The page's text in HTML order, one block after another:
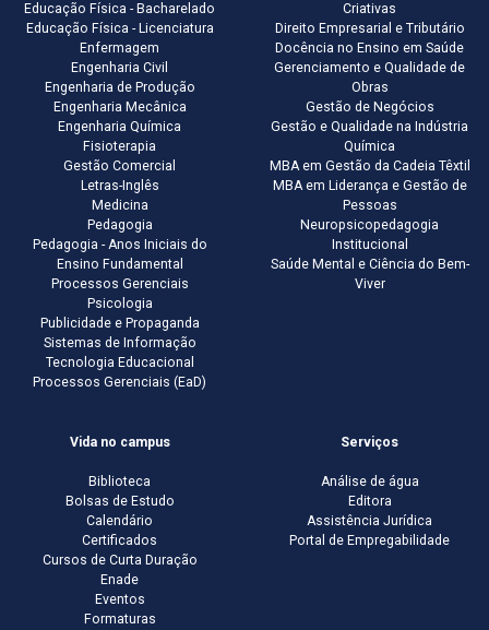
Educação Física - Bacharelado
Educação Física - Licenciatura
Enfermagem
Engenharia Civil
Engenharia de Produção
Engenharia Mecânica
Engenharia Química
Fisioterapia
Gestão Comercial
Letras-Inglês
Medicina
Pedagogia
Pedagogia - Anos Iniciais do
Ensino Fundamental
Processos Gerenciais
Psicologia
Publicidade e Propaganda
Sistemas de Informação
Tecnologia Educacional
Processos Gerenciais (EaD)
Criativas
Direito Empresarial e Tributário
Docência no Ensino em Saúde
Gerenciamento e Qualidade de
Obras
Gestão de Negócios
Gestão e Qualidade na Indústria
Química
MBA em Gestão da Cadeia Têxtil
MBA em Liderança e Gestão de
Pessoas
Neuropsicopedagogia
Institucional
Saúde Mental e Ciência do Bem-
Viver
Vida no campus
Biblioteca
Bolsas de Estudo
Calendário
Certificados
Cursos de Curta Duração
Enade
Eventos
Formaturas
Serviços
Análise de água
Editora
Assistência Jurídica
Portal de Empregabilidade